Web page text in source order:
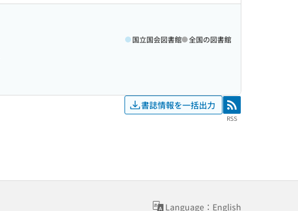
国立国会図書館 全国の図書館
書誌情報を一括出力 RSS
RSS
Language：English